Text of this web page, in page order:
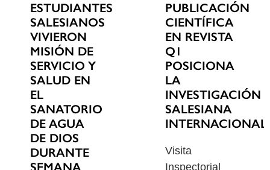
ESTUDIANTES
SALESIANOS
VIVIERON
MISIÓN DE
SERVICIO Y
SALUD EN
EL
SANATORIO
DE AGUA
DE DIOS
DURANTE
SEMANA
PUBLICACIÓN
CIENTÍFICA
EN REVISTA
Q1
POSICIONA
LA
INVESTIGACIÓN
SALESIANA
Visita
Inspectorial